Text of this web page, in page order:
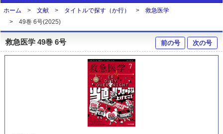
ホーム 文献 タイトルで探す（か行）
救急医学
49巻 6号(2025)
救急医学 49巻 6号 前の号 次の号